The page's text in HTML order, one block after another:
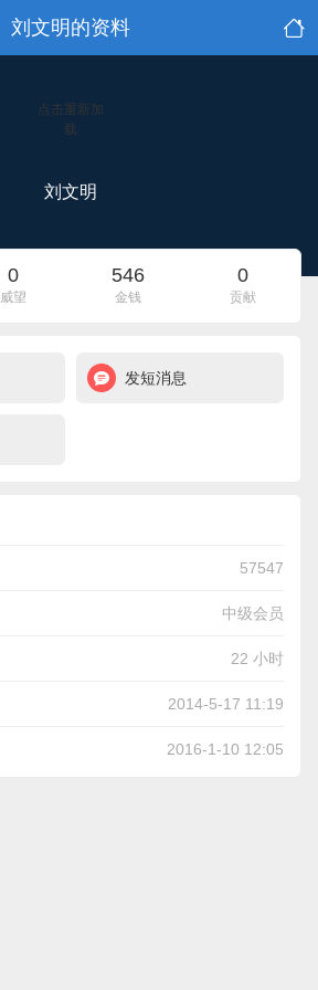
刘文明的资料
点击重新加
载
刘文明
0
威望
546
金钱
0
贡献
发短消息
57547
中级会员
22 小时
2014-5-17 11:19
2016-1-10 12:05